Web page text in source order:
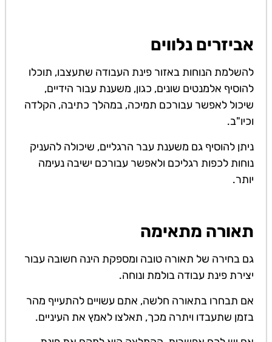
אביזרים נלווים
להשלמת הנוחות באזור פינת העבודה שתעצבו, תוכלו
להוסיף אלמנטים שונים, כגון, משענת עבור הידיים,
שיכול לאפשר עבורכם תמיכה, במהלך כתיבה, הקלדה
וכיו"ב.
ניתן להוסיף גם משענת עבר הרגליים, שיכולה להעניק
נוחות לכפות רגליכם ולאפשר עבורכם ישיבה נעימה
יותר.
תאורה מתאימה
גם בחירה של תאורה טובה ומספקת הינה חשובה עבור
יצירת פינת עבודה בולמת ונוחה.
אם תבחרו בתאורה חלשה, אתם עשויים להתעייף מהר
בזמן שתעבדו ויתרה מכך, תאלצו לאמץ את העיניים.